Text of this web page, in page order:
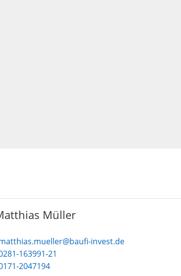
Müller
invest.de
163991-21
2047194